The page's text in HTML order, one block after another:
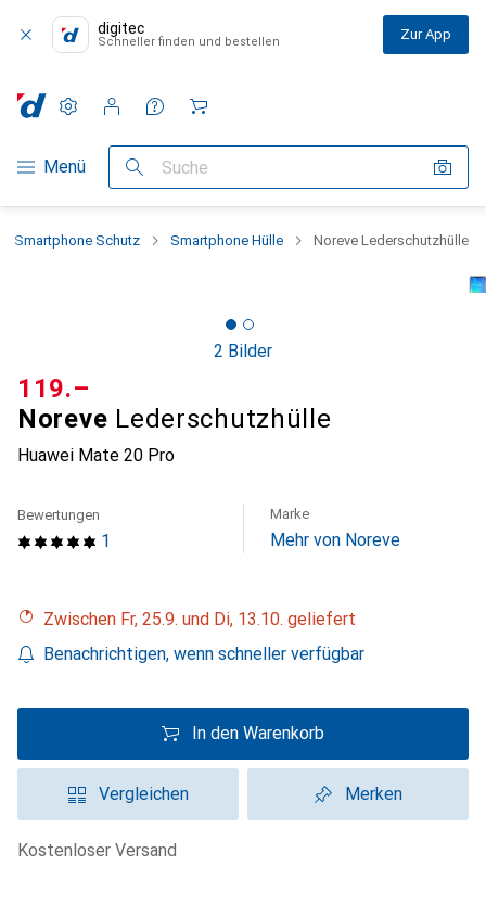
digitec
Schneller finden und bestellen Zur App
Navigation nach Kategorien
Menü Suche
Einstellungen
Kundenkonto
Vergleichslisten
Merklisten
Warenkorb
Smartphone Schutz Smartphone Hülle Noreve Lederschutzhülle
2 Bilder
Noreve Lederschutzhülle
Huawei Mate 20 Pro
CHF
119.–
1
Bewertungen Marke
Mehr von Noreve
Zwischen Fr, 25.9. und Di, 13.10. geliefert
Benachrichtigen, wenn schneller verfügbar
In den Warenkorb
Vergleichen Merken
kostenloser Versand